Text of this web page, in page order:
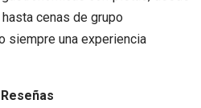
cenas de grupo
siempre una experiencia